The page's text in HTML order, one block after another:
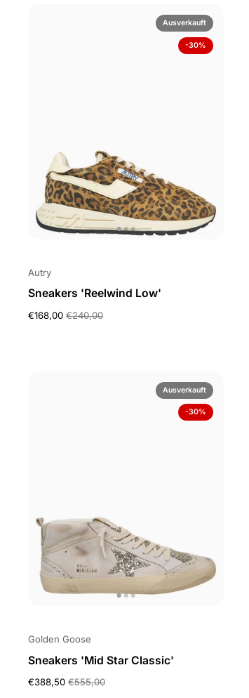
Autry
Sneakers 'Reelwind Low'
€168,00 €240,00
Ausverkauft
-30%
Golden Goose
Sneakers 'Mid Star Classic'
€388,50 €555,00
Ausverkauft
-30%